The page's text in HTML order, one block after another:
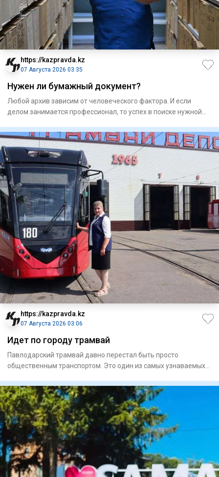
https://kazpravda.kz
07 Августа 2026 03:35
Нужен ли бумажный документ?
Любой архив зависим от человеческого фактора. И если
делом занимается профессионал, то успех в поиске нужной
https://kazpravda.kz
07 Августа 2026 03:06
Идет по городу трамвай
Павлодарский трамвай давно перестал быть просто
общественным транспортом. Это один из самых узнаваемых